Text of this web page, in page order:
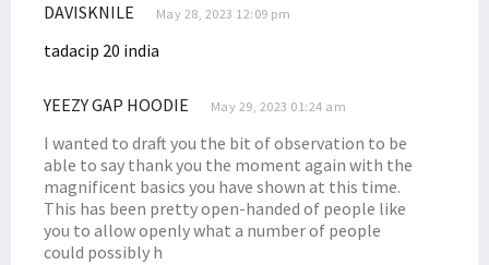
DAVISKNILE May 28, 2023 12:09 pm
tadacip 20 india
YEEZY GAP HOODIE May 29, 2023 01:24 am
I wanted to draft you the bit of observation to be
able to say thank you the moment again with the
magnificent basics you have shown at this time.
This has been pretty open-handed of people like
you to allow openly what a number of people
could possibly h